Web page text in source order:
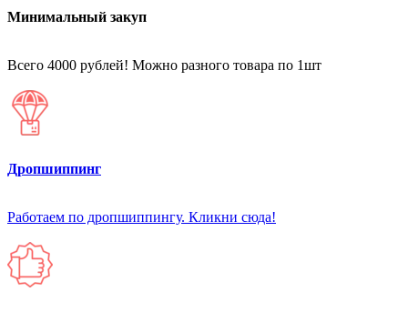
Минимальный закуп
Всего 4000 рублей! Можно разного товара по 1шт
Дропшиппинг
Работаем по дропшиппингу. Кликни сюда!